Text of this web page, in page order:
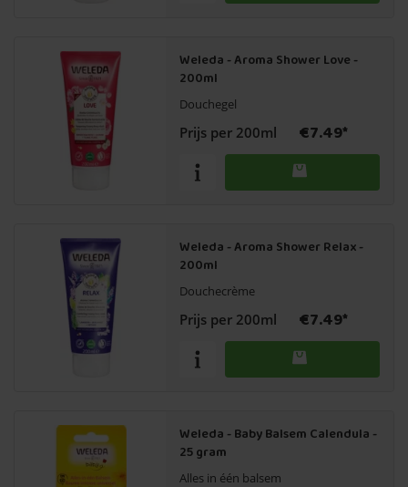
Weleda - Aroma Shower Love -
200ml
Douchegel
Prijs per 200ml €7.49*
Weleda - Aroma Shower Relax -
200ml
Douchecrème
Prijs per 200ml €7.49*
Weleda - Baby Balsem Calendula -
25 gram
Alles in één balsem